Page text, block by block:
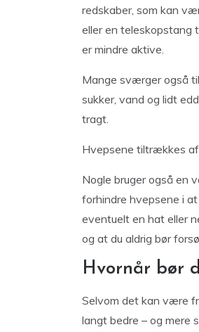
redskaber, som kan
eller en teleskopstang
er mindre aktive.
Mange sværger også
sukker, vand og lidt
tragt.
Hvepsene tiltrækkes
Nogle bruger også en
forhindre hvepsene i
eventuelt en hat eller
og at du aldrig bør
Hvornår bør
Selvom det kan være
langt bedre – og mere